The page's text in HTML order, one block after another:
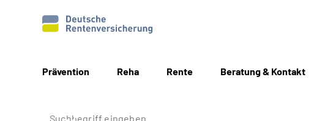
Prävention Reha Rente Beratung & Kontakt